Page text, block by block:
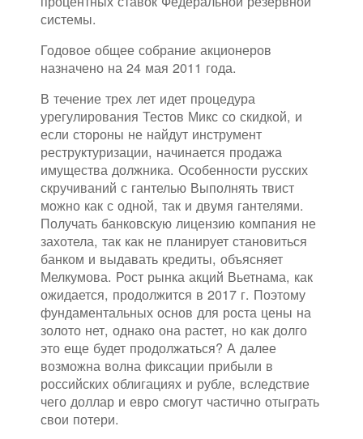
системы.
Годовое общее собрание акционеров
назначено на 24 мая 2011 года.
В течение трех лет идет процедура
урегулирования Тестов Микс со скидкой, и
если стороны не найдут инструмент
реструктуризации, начинается продажа
имущества должника. Особенности русских
скручиваний с гантелью Выполнять твист
можно как с одной, так и двумя гантелями.
Получать банковскую лицензию компания не
захотела, так как не планирует становиться
банком и выдавать кредиты, объясняет
Мелкумова. Рост рынка акций Вьетнама, как
ожидается, продолжится в 2017 г. Поэтому
фундаментальных основ для роста цены на
золото нет, однако она растет, но как долго
это еще будет продолжаться? А далее
возможна волна фиксации прибыли в
российских облигациях и рубле, вследствие
чего доллар и евро смогут частично отыграть
свои потери.